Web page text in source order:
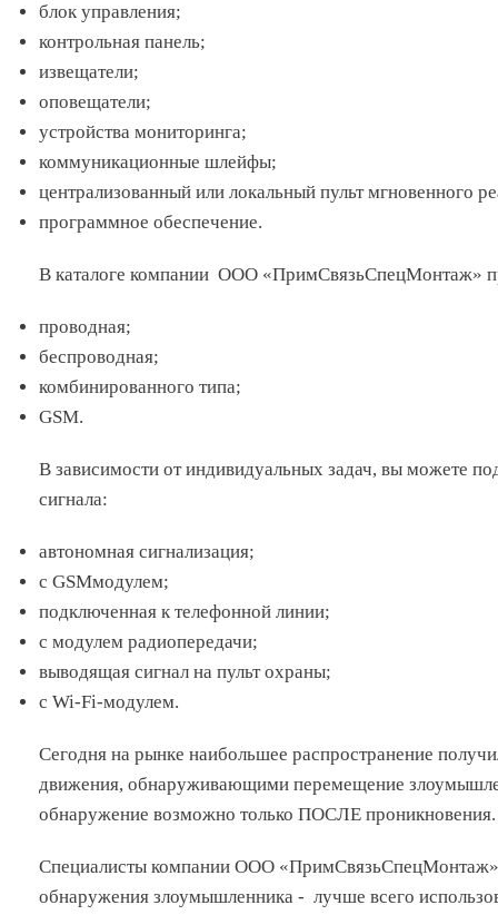
блок управления;
контрольная панель;
извещатели;
оповещатели;
устройства мониторинга;
коммуникационные шлейфы;
централизованный или локальный пульт мгновенного
программное обеспечение.
В каталоге компании ООО «ПримСвязьСпецМонтаж»
проводная;
беспроводная;
комбинированного типа;
GSM.
В зависимости от индивидуальных задач, вы можете
сигнала:
автономная сигнализация;
с GSMмодулем;
подключенная к телефонной линии;
с модулем радиопередачи;
выводящая сигнал на пульт охраны;
с Wi-Fi-модулем.
Сегодня на рынке наибольшее распространение
движения, обнаруживающими перемещение
обнаружение возможно только ПОСЛЕ проникновения.
Специалисты компании ООО «ПримСвязьСпецМонтаж»
обнаружения злоумышленника - лучше всего